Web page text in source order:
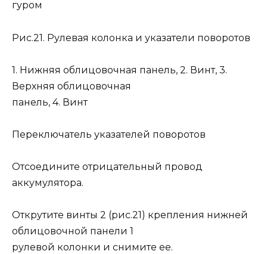
Рис.21. Рулевая колонка и указатели поворотов
1. Нижняя облицовочная панель, 2. Винт, 3.
Верхняя облицовочная
панель, 4. Винт
Переключатель указателей поворотов
Отсоедините отрицательный провод
аккумулятора.
Открутите винты 2 (рис.21) крепления нижней
облицовочной панели 1
рулевой колонки и снимите ее.